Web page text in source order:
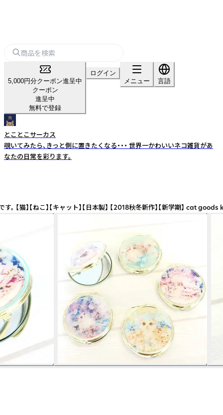
5,000円分クーポン進呈中
クーポン
進呈中
無料で登録
ログイン
メニュー
言語
とことこサーカス
覗いてみたら、きっと側に置きたくなる・・・ 世界一かわいいネコ雑貨があ
なたの日常を彩ります。
【猫】【ねこ】【キャット】【日本製】 【2018秋冬新作】【新学期】